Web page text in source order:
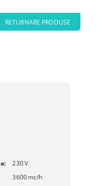
RETURNARE PRODUSE
230V
3600mc/h